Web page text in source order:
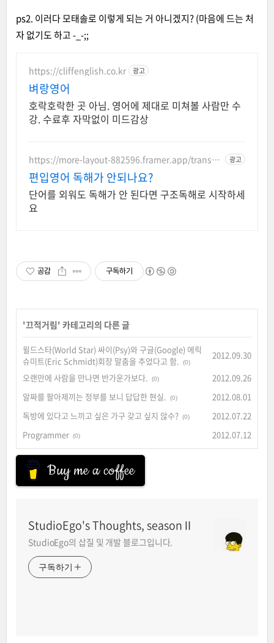
ps2. 이러다 모태솔로 이렇게 되는 거 아니겠지? (마음에 드는 처
자 없기도 하고 -_-;;
https://cliffenglish.co.kr 광고
벼랑영어
호락호락한 곳 아님. 영어에 제대로 미쳐볼 사람만 수
강. 수료후 자막없이 미드감상
https://more-layout-882596.framer.app/transfer
-english
광고
편입영어 독해가 안되나요?
단어를 외워도 독해가 안 된다면 구조독해로 시작하세
요
공감 구독하기
'끄적거림' 카테고리의 다른 글
윌드스타(World Star) 싸이(Psy)와 구글(Google) 에릭
슈미트(Eric Schmidt)회장 말춤을 추었다고 함.
(0)
2012.09.30
오랜만에 사람을 만나면 반가운가보다.
(0)
2012.09.26
알짜를 팔아제끼는 정부를 보니 답답한 현실.
(0)
2012.08.01
독방에 있다고 느끼고 싶은 가구 갖고 싶지 않수? (0)
2012.07.22
Programmer (0) 2012.07.12
Buy me a coffee
StudioEgo's Thoughts, seasonⅡ
StudioEgo의 삽질 및 개발 블로그입니다.
구독하기